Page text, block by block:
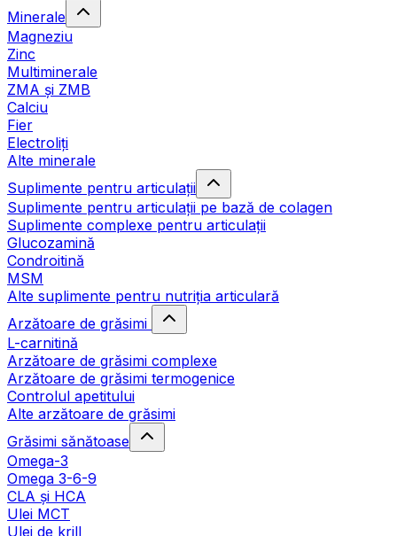
Minerale
Magneziu
Zinc
Multiminerale
ZMA și ZMB
Calciu
Fier
Electroliți
Alte minerale
Suplimente pentru articulații
Suplimente pentru articulații pe bază de colagen
Suplimente complexe pentru articulații
Glucozamină
Condroitină
MSM
Alte suplimente pentru nutriția articulară
Arzătoare de grăsimi
L-carnitină
Arzătoare de grăsimi complexe
Arzătoare de grăsimi termogenice
Controlul apetitului
Alte arzătoare de grăsimi
Grăsimi sănătoase
Omega-3
Omega 3-6-9
CLA şi HCA
Ulei MCT
Ulei de krill